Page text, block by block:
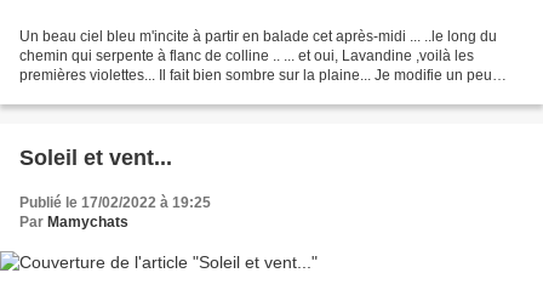
Un beau ciel bleu m'incite à partir en balade cet après-midi ... ..le long du
chemin qui serpente à flanc de colline .. ... et oui, Lavandine ,voilà les
premières violettes... Il fait bien sombre sur la plaine... Je modifie un peu
Soleil et vent...
Publié le 17/02/2022 à 19:25
Par Mamychats